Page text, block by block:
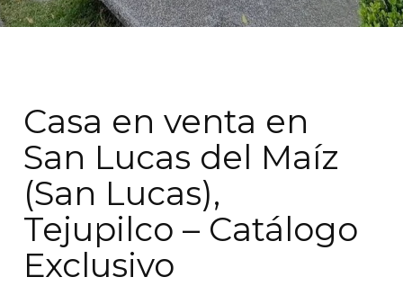
Casa en venta en
San Lucas del Maíz
(San Lucas),
Tejupilco – Catálogo
Exclusivo